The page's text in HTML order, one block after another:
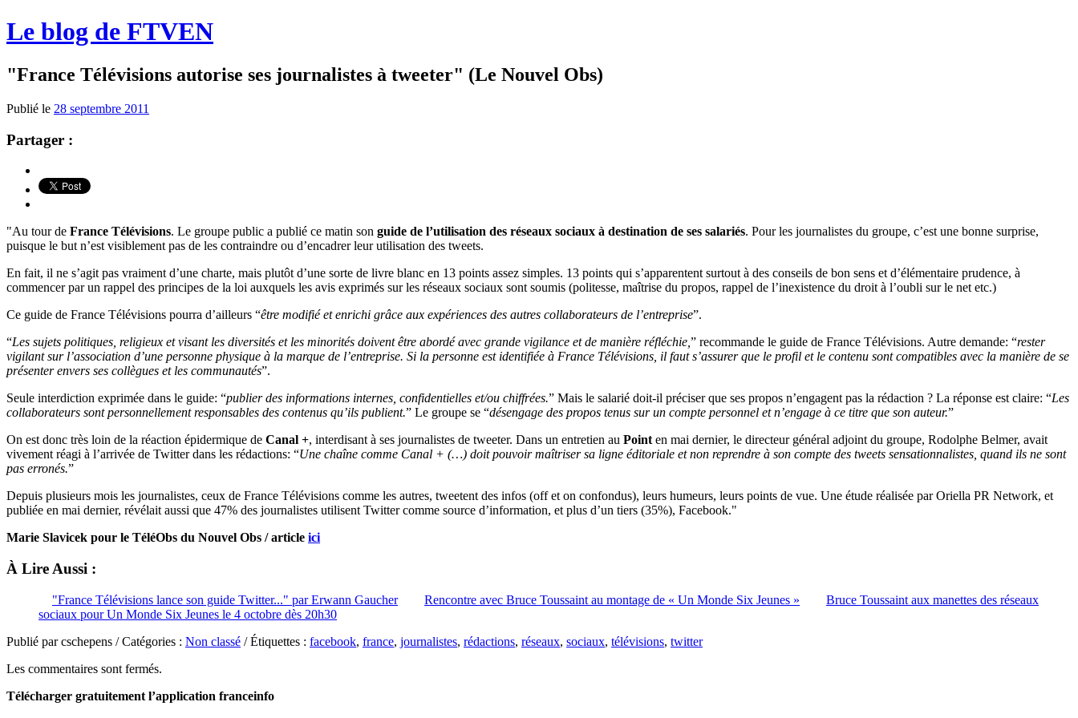
Le blog de FTVEN
"France Télévisions autorise ses journalistes à tweeter" (Le Nouvel Obs)
Publié le 28 septembre 2011
Partager :
"Au tour de France Télévisions. Le groupe public a publié ce matin son guide de l’utilisation des réseaux sociaux à destination de ses salariés. Pour les journalistes du groupe, c’est une bonne surprise,
puisque le but n’est visiblement pas de les contraindre ou d’encadrer leur utilisation des tweets.
En fait, il ne s’agit pas vraiment d’une charte, mais plutôt d’une sorte de livre blanc en 13 points assez simples. 13 points qui s’apparentent surtout à des conseils de bon sens et d’élémentaire prudence, à
commencer par un rappel des principes de la loi auxquels les avis exprimés sur les réseaux sociaux sont soumis (politesse, maîtrise du propos, rappel de l’inexistence du droit à l’oubli sur le net etc.)
Ce guide de France Télévisions pourra d’ailleurs “être modifié et enrichi grâce aux expériences des autres collaborateurs de l’entreprise”.
“Les sujets politiques, religieux et visant les diversités et les minorités doivent être abordé avec grande vigilance et de manière réfléchie, ” recommande le guide de France Télévisions. Autre demande: “rester
vigilant sur l’association d’une personne physique à la marque de l’entreprise. Si la personne est identifiée à France Télévisions, il faut s’assurer que le profil et le contenu sont compatibles avec la manière de se
présenter envers ses collègues et les communautés”.
Seule interdiction exprimée dans le guide: “publier des informations internes, confidentielles et/ou chiffrées.” Mais le salarié doit-il préciser que ses propos n’engagent pas la rédaction ? La réponse est claire: “Les
collaborateurs sont personnellement responsables des contenus qu’ils publient.” Le groupe se “désengage des propos tenus sur un compte personnel et n’engage à ce titre que son auteur.”
On est donc très loin de la réaction épidermique de Canal +, interdisant à ses journalistes de tweeter. Dans un entretien au Point en mai dernier, le directeur général adjoint du groupe, Rodolphe Belmer, avait
vivement réagi à l’arrivée de Twitter dans les rédactions: “Une chaîne comme Canal + (…) doit pouvoir maîtriser sa ligne éditoriale et non reprendre à son compte des tweets sensationnalistes, quand ils ne sont
pas erronés.”
Depuis plusieurs mois les journalistes, ceux de France Télévisions comme les autres, tweetent des infos (off et on confondus), leurs humeurs, leurs points de vue. Une étude réalisée par Oriella PR Network, et
publiée en mai dernier, révélait aussi que 47% des journalistes utilisent Twitter comme source d’information, et plus d’un tiers (35%), Facebook."
Marie Slavicek pour le TéléObs du Nouvel Obs / article ici
À Lire Aussi :
"France Télévisions lance son guide Twitter..." par Erwann Gaucher Rencontre avec Bruce Toussaint au montage de « Un Monde Six Jeunes »
Bruce Toussaint aux manettes des réseaux
sociaux pour Un Monde Six Jeunes le 4 octobre dès 20h30
Publié par cschepens / Catégories : Non classé / Étiquettes : facebook, france, journalistes, rédactions, réseaux, sociaux, télévisions, twitter
Les commentaires sont fermés.
Télécharger gratuitement l’application franceinfo